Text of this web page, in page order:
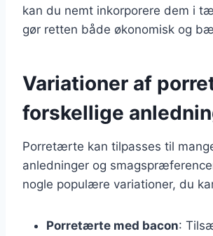
kan du nemt inkorporere dem i
gør retten både økonomisk og
Variationer af
forskellige
Porretærte kan tilpasses til
anledninger og
nogle populære variationer, du
Porretærte med bacon: